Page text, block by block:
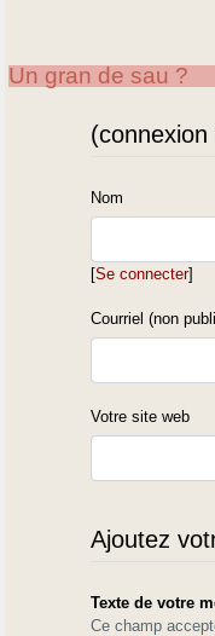
Un gran de sau ?
Nom
[Se connecter]
Courriel (non
Votre site web
Ajoutez
Texte de votre
Ce champ